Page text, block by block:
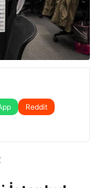
Reddit